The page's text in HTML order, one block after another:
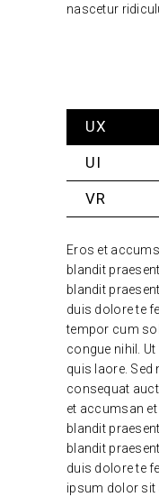
nascetur
UX
UI
VR
Eros et
blandit
blandit
duis dolore te
tempor cum
congue nihil.
quis laore. Sed
consequat
et accumsan
blandit
blandit
duis dolore te
ipsum dolor sit